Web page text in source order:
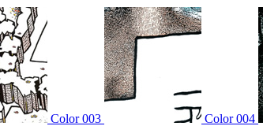
Color 003 Color 004